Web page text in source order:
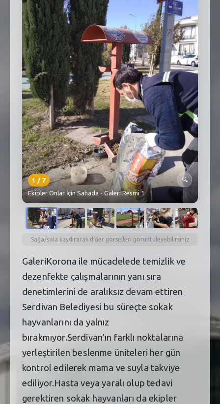
1 /7
🔍
Ekipler Onlar İçin Sahada - Galeri Resmi 1
Sağa/sola kaydırarak diğer görselleri görüntüleyebilirsiniz
GaleriKorona ile mücadelede temizlik ve
dezenfekte çalışmalarının yanı sıra
denetimlerini de aralıksız devam ettiren
Serdivan Belediyesi bu süreçte sokak
hayvanlarını da yalnız
bırakmıyor.Serdivan’ın farklı noktalarına
yerleştirilen beslenme üniteleri her gün
kontrol edilerek mama ve suyla takviye
ediliyor.Hasta veya yaralı olup tedavi
gerektiren sokak hayvanları da ekipler
SEBİK
E NÖBETÇI ECZANELER
SABSIS - AFET
TRAFIKPARK
KÜREK
PARKLAR
PAZAR YERLERI
ATIK YÖNETIM
PLANETARYUM